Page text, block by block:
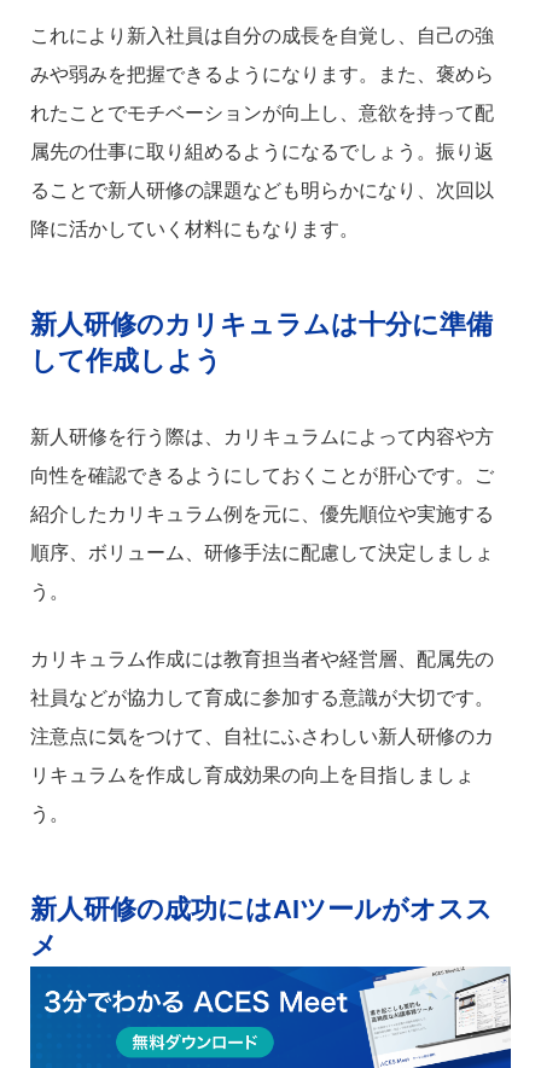
これにより新入社員は自分の成長を自覚し、自己の強
みや弱みを把握できるようになります。また、褒めら
れたことでモチベーションが向上し、意欲を持って配
属先の仕事に取り組めるようになるでしょう。振り返
ることで新人研修の課題なども明らかになり、次回以
降に活かしていく材料にもなります。
新人研修のカリキュラムは十分に準備
して作成しよう
新人研修を行う際は、カリキュラムによって内容や方
向性を確認できるようにしておくことが肝心です。ご
紹介したカリキュラム例を元に、優先順位や実施する
順序、ボリューム、研修手法に配慮して決定しましょ
う。
カリキュラム作成には教育担当者や経営層、配属先の
社員などが協力して育成に参加する意識が大切です。
注意点に気をつけて、自社にふさわしい新人研修のカ
リキュラムを作成し育成効果の向上を目指しましょ
う。
新人研修の成功にはAIツールがオスス
メ
オンラインでも、オフラインでもAIが議事録を自動作
成してくれる育成支援AIツール「 ACES Meet」。